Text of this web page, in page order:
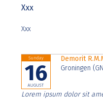
Xxx
Xxx
Sunday
16
AUGUST
Demorit
Groningen
Lorem ipsum dolor sit